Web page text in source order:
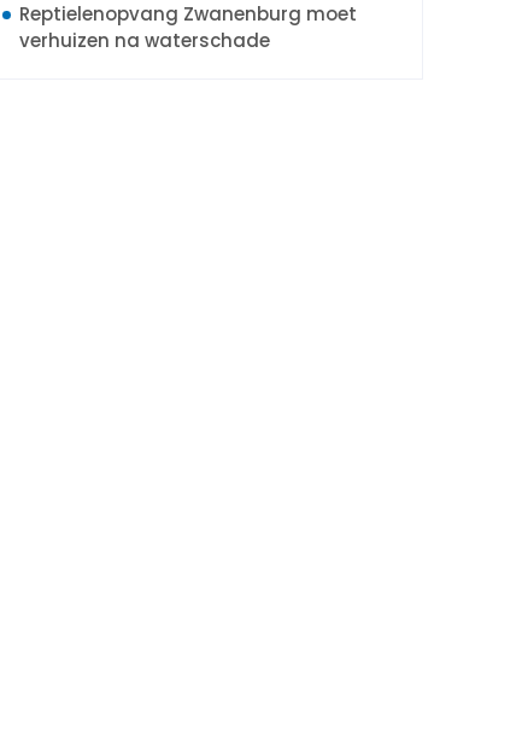
Reptielenopvang Zwanenburg moet
verhuizen na waterschade